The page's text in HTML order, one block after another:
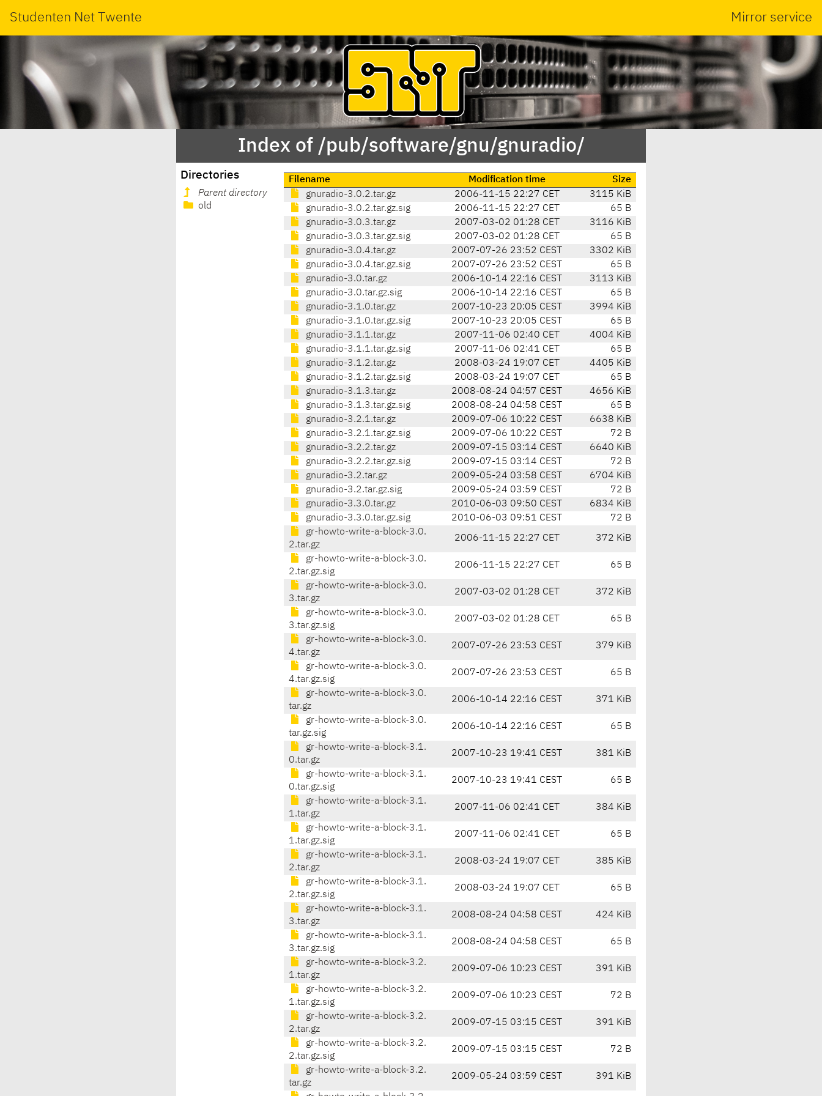
Studenten Net Twente Mirror service
Index of /pub/software/gnu/gnuradio/
Directories
Parent directory
old
Filename Modification time
Size
gnuradio-3.0.2.tar.gz
2006-11-15 22:27 CET
3115 KiB
gnuradio-3.0.2.tar.gz.sig
2006-11-15 22:27 CET
65 B
gnuradio-3.0.3.tar.gz
2007-03-02 01:28 CET
3116 KiB
gnuradio-3.0.3.tar.gz.sig
2007-03-02 01:28 CET
65 B
gnuradio-3.0.4.tar.gz
2007-07-26 23:52 CEST
3302 KiB
gnuradio-3.0.4.tar.gz.sig
2007-07-26 23:52 CEST
65 B
gnuradio-3.0.tar.gz
2006-10-14 22:16 CEST
3113 KiB
gnuradio-3.0.tar.gz.sig
2006-10-14 22:16 CEST
65 B
gnuradio-3.1.0.tar.gz
2007-10-23 20:05 CEST
3994 KiB
gnuradio-3.1.0.tar.gz.sig
2007-10-23 20:05 CEST
65 B
gnuradio-3.1.1.tar.gz
2007-11-06 02:40 CET
4004 KiB
gnuradio-3.1.1.tar.gz.sig
2007-11-06 02:41 CET
65 B
gnuradio-3.1.2.tar.gz
2008-03-24 19:07 CET
4405 KiB
gnuradio-3.1.2.tar.gz.sig
2008-03-24 19:07 CET
65 B
gnuradio-3.1.3.tar.gz
2008-08-24 04:57 CEST
4656 KiB
gnuradio-3.1.3.tar.gz.sig
2008-08-24 04:58 CEST
65 B
gnuradio-3.2.1.tar.gz
2009-07-06 10:22 CEST
6638 KiB
gnuradio-3.2.1.tar.gz.sig
2009-07-06 10:22 CEST
72 B
gnuradio-3.2.2.tar.gz
2009-07-15 03:14 CEST
6640 KiB
gnuradio-3.2.2.tar.gz.sig
2009-07-15 03:14 CEST
72 B
gnuradio-3.2.tar.gz
2009-05-24 03:58 CEST
6704 KiB
gnuradio-3.2.tar.gz.sig
2009-05-24 03:59 CEST
72 B
gnuradio-3.3.0.tar.gz
2010-06-03 09:50 CEST
6834 KiB
gnuradio-3.3.0.tar.gz.sig
2010-06-03 09:51 CEST
72 B
gr-howto-write-a-block-3.0.
2.tar.gz
2006-11-15 22:27 CET 372 KiB
gr-howto-write-a-block-3.0.
2.tar.gz.sig
2006-11-15 22:27 CET 65 B
gr-howto-write-a-block-3.0.
3.tar.gz
2007-03-02 01:28 CET 372 KiB
gr-howto-write-a-block-3.0.
3.tar.gz.sig
2007-03-02 01:28 CET 65 B
gr-howto-write-a-block-3.0.
4.tar.gz
2007-07-26 23:53 CEST 379 KiB
gr-howto-write-a-block-3.0.
4.tar.gz.sig
2007-07-26 23:53 CEST 65 B
gr-howto-write-a-block-3.0.
tar.gz
2006-10-14 22:16 CEST 371 KiB
gr-howto-write-a-block-3.0.
tar.gz.sig
2006-10-14 22:16 CEST 65 B
gr-howto-write-a-block-3.1.
0.tar.gz
2007-10-23 19:41 CEST 381 KiB
gr-howto-write-a-block-3.1.
0.tar.gz.sig
2007-10-23 19:41 CEST 65 B
gr-howto-write-a-block-3.1.
1.tar.gz
2007-11-06 02:41 CET 384 KiB
gr-howto-write-a-block-3.1.
1.tar.gz.sig
2007-11-06 02:41 CET 65 B
gr-howto-write-a-block-3.1.
2.tar.gz
2008-03-24 19:07 CET 385 KiB
gr-howto-write-a-block-3.1.
2.tar.gz.sig
2008-03-24 19:07 CET 65 B
gr-howto-write-a-block-3.1.
3.tar.gz
2008-08-24 04:58 CEST 424 KiB
gr-howto-write-a-block-3.1.
3.tar.gz.sig
2008-08-24 04:58 CEST 65 B
gr-howto-write-a-block-3.2.
1.tar.gz
2009-07-06 10:23 CEST 391 KiB
gr-howto-write-a-block-3.2.
1.tar.gz.sig
2009-07-06 10:23 CEST 72 B
gr-howto-write-a-block-3.2.
2.tar.gz
2009-07-15 03:15 CEST 391 KiB
gr-howto-write-a-block-3.2.
2.tar.gz.sig
2009-07-15 03:15 CEST 72 B
gr-howto-write-a-block-3.2.
tar.gz
2009-05-24 03:59 CEST 391 KiB